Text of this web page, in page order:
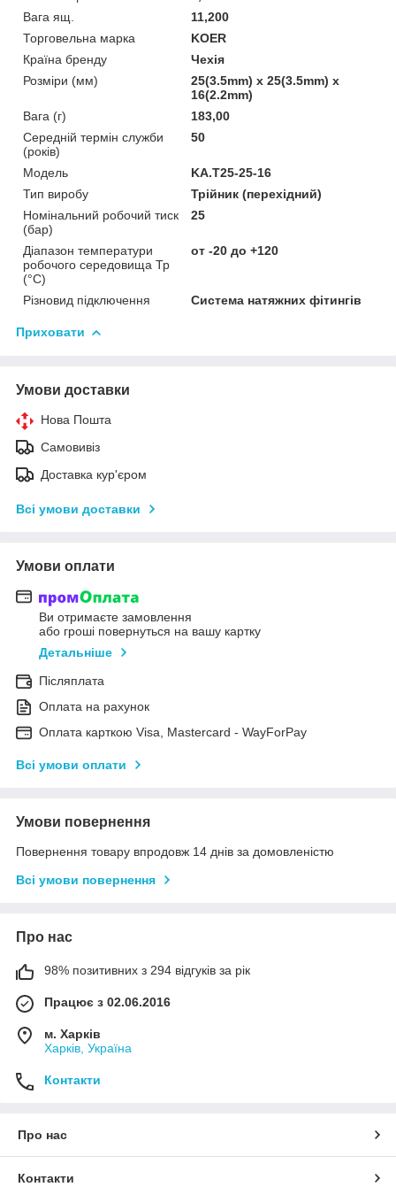
Вага ящ.
11,200
Торговельна марка
KOER
Країна бренду
Чехія
Розміри (мм)
25(3.5mm) x 25(3.5mm) x
16(2.2mm)
Вага (г)
183,00
Середній термін служби
(років)
50
Мoдель
KA.T25-25-16
Тип виробу
Трійник (перехідний)
Номінальний робочий тиск
(бар)
25
Діапазон температури
робочого середовища Тр
(°С)
от -20 до +120
Різновид підключення Система натяжних фітингів
Приховати
Умови доставки
Нова Пошта
Самовивіз
Доставка кур'єром
Всі умови доставки
Умови оплати
Ви отримаєте замовлення
або гроші повернуться на вашу картку
Детальніше
Післяплата
Оплата на рахунок
Оплата карткою Visa, Mastercard - WayForPay
Всі умови оплати
Умови повернення
Повернення товару впродовж 14 днів за домовленістю
Всі умови повернення
Про нас
98% позитивних з 294 відгуків за рік
Працює з 02.06.2016
м. Харків
Харків, Україна
Контакти
Про нас
Контакти